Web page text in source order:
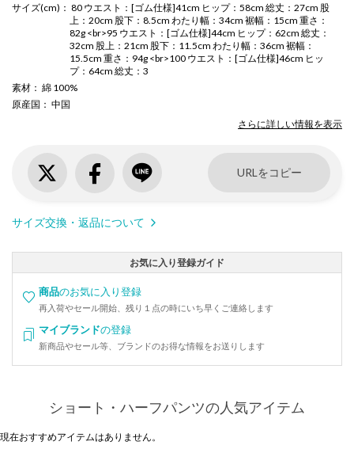
サイズ(cm) ： 80 ウエスト：[ゴム仕様]41cm ヒップ：58cm 総丈：27cm 股
上：20cm 股下：8.5cm わたり幅：34cm 裾幅：15cm 重さ：
82g <br>95 ウエスト：[ゴム仕様]44cm ヒップ：62cm 総丈：
32cm 股上：21cm 股下：11.5cm わたり幅：36cm 裾幅：
15.5cm 重さ：94g <br>100 ウエスト：[ゴム仕様]46cm ヒッ
プ：64cm 総丈：3
素材 ： 綿 100%
原産国 ： 中国
さらに詳しい情報を表示
URLをコピー
サイズ交換・返品について
お気に入り登録ガイド
商品のお気に入り登録
再入荷やセール開始、残り１点の時にいち早くご連絡します
マイブランドの登録
新商品やセール等、ブランドのお得な情報をお送りします
ショート・ハーフパンツの人気アイテム
現在おすすめアイテムはありません。